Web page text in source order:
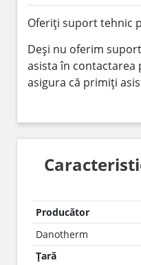
Oferiți suport tehnic
Deși nu oferim
asista în
asigura că primiți
Producător
Danotherm
Țară